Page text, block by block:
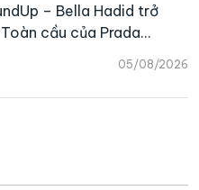
05/08/2026
– Bella Hadid trở
cầu của Prada
mua lại Charvet